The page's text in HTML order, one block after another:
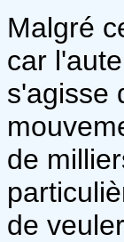
Malgré
car
s'agisse
de
de